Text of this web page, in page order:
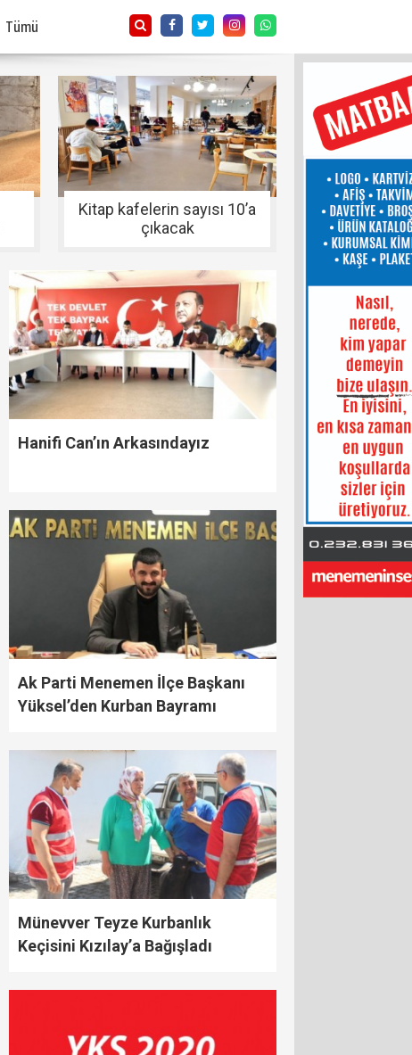
Tümü
Kitap kafelerin sayısı 10’a
çıkacak
Hanifi Can’ın Arkasındayız
Ak Parti Menemen İlçe Başkanı
Yüksel’den Kurban Bayramı
Münevver Teyze Kurbanlık
Keçisini Kızılay’a Bağışladı